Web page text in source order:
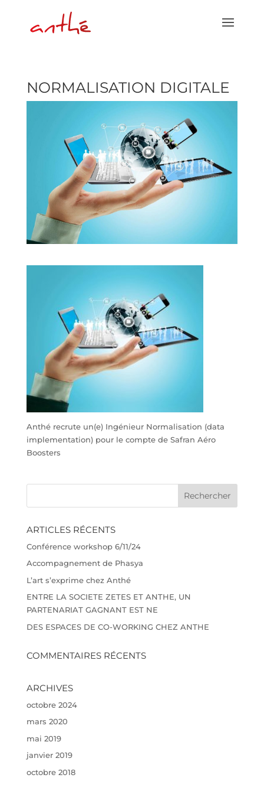
NORMALISATION DIGITALE
Anthé recrute un(e) Ingénieur Normalisation (data
implementation) pour le compte de Safran Aéro
Boosters
ARTICLES RÉCENTS
Conférence workshop 6/11/24
Accompagnement de Phasya
L’art s’exprime chez Anthé
ENTRE LA SOCIETE ZETES ET ANTHE, UN
PARTENARIAT GAGNANT EST NE
DES ESPACES DE CO-WORKING CHEZ ANTHE
COMMENTAIRES RÉCENTS
ARCHIVES
octobre 2024
mars 2020
mai 2019
janvier 2019
octobre 2018